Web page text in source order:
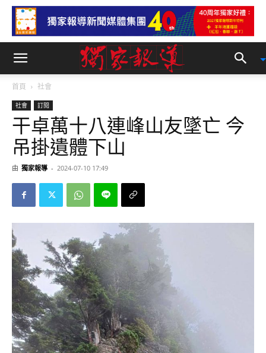
首頁 社會
社會 訂閱
干卓萬十八連峰山友墜亡 今
吊掛遺體下山
由 獨家報導 - 2024-07-10 17:49